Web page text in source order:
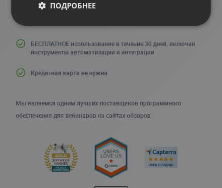
БЕСПЛАТНОЕ использование в течение 30 дней, включая
инструменты автоматизации и интеграции
Кредитная карта не нужна
Мы являемся одним лучших поставщиков программного
обеспечения для вебинаров на сайтах обзоров:
ПОДРОБНЕЕ